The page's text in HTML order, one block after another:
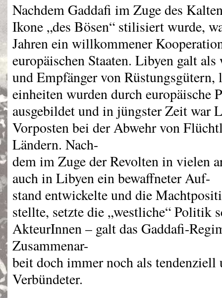
Nachdem Gaddafi im Zuge des
Ikone „des Bösen“ stilisiert wurde,
Jahren ein willkommener
europäischen Staaten. Libyen galt
und Empfänger von Rüstungsgütern,
einheiten wurden durch europäische
ausgebildet und in jüngster Zeit war
Vorposten bei der Abwehr von
Ländern. Nach-
dem im Zuge der Revolten in vielen
auch in Libyen ein bewaffneter Auf-
stand entwickelte und die
stellte, setzte die „westliche“ Politik
AkteurInnen – galt das Gaddafi-
Zusammenar-
beit doch immer noch als tendenziell
Verbündeter.